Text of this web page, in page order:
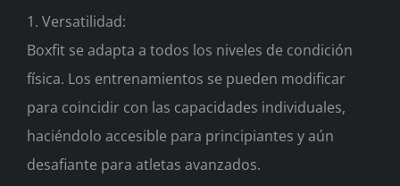
1. Versatilidad:
Boxfit se adapta a todos los niveles de condición
física. Los entrenamientos se pueden modificar
para coincidir con las capacidades individuales,
haciéndolo accesible para principiantes y aún
desafiante para atletas avanzados.